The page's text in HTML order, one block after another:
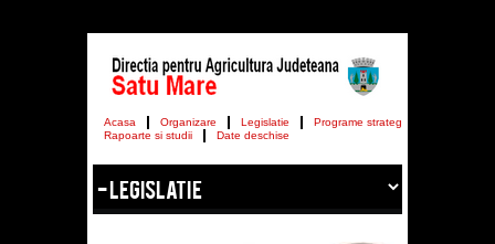
Acasa Organizare Legislatie
Programe strategii
Rapoarte si studii
Date deschise